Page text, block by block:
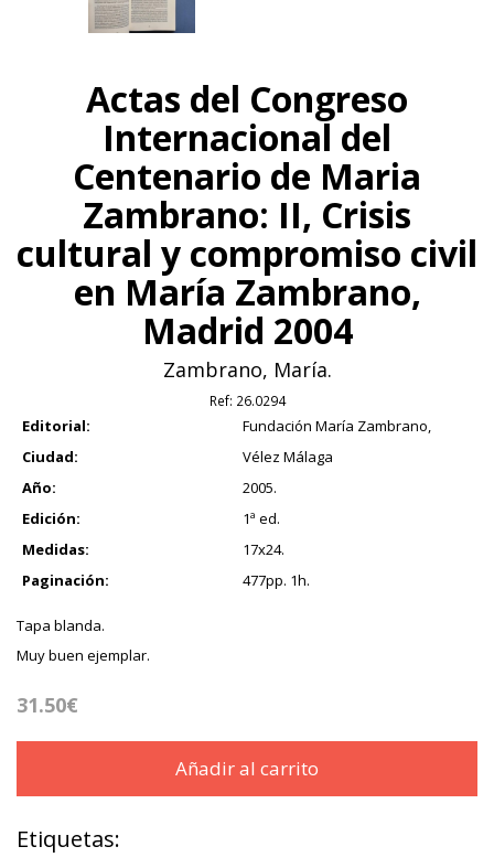
Actas del Congreso
Internacional del
Centenario de Maria
Zambrano: II, Crisis
cultural y compromiso civil
en María Zambrano,
Madrid 2004
Zambrano, María.
Ref: 26.0294
Editorial:
Fundación María Zambrano,
Ciudad:
Vélez Málaga
Año:
2005.
Edición:
1ª ed.
Medidas:
17x24.
Paginación:
477pp. 1h.
Tapa blanda.
Muy buen ejemplar.
31.50€
Añadir al carrito
Etiquetas: